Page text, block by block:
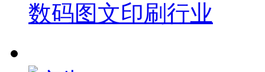
数码图文印刷行业